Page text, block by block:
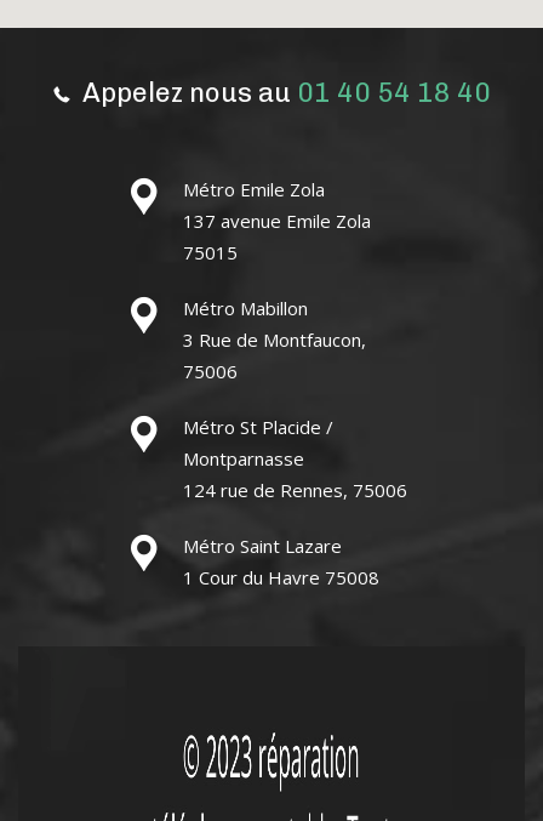
Appelez nous au 01 40 54 18 40
Métro Emile Zola
137 avenue Emile Zola
75015
Métro Mabillon
3 Rue de Montfaucon,
75006
Métro St Placide /
Montparnasse
124 rue de Rennes, 75006
Métro Saint Lazare
1 Cour du Havre 75008